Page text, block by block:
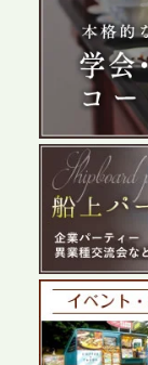
2026.5.29
プレスリリ
テーブル、
展開が進む
なサービス
2026.5.27
プレスリリ
テーブル、
ントから主
かしたスム